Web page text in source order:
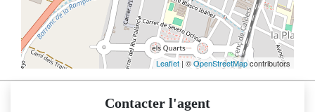
Leaflet | ©OpenStreetMapcontributors
Contacter l'agent